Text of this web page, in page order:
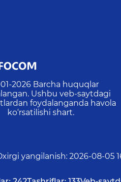
2026 Barcha huquqlar
Ushbu veb-saytdagi
foydalanganda havola
ko‘rsatilishi shart.
yangilanish: 2026-08-05